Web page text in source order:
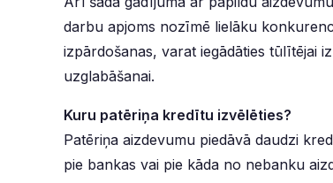
darbu apjoms nozīmē lielāku
izpārdošanas, varat iegādāties tūlītējai
uzglabāšanai.
Kuru patēriņa kredītu izvēlēties?
Patēriņa aizdevumu piedāvā daudzi
pie bankas vai pie kāda no nebanku